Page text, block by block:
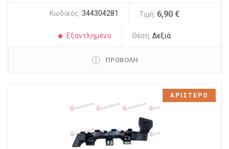
Κωδικός: 344304281 Τιμή: 6,90 €
Εξαντλημένο Θέση:Δεξιά
ΠΡΟΒΟΛΗ
ΑΡΙΣΤΕΡΟ